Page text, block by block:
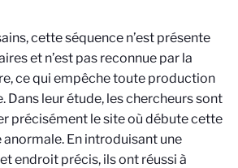
cette séquence n’est présente
et n’est pas reconnue par la
ce qui empêche toute production
Dans leur étude, les chercheurs sont
précisément le site où débute cette
En introduisant une
endroit précis, ils ont réussi à